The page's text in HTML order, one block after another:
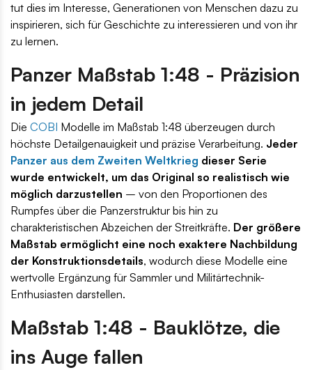
tut dies im Interesse, Generationen von Menschen dazu zu
inspirieren, sich für Geschichte zu interessieren und von ihr
zu lernen.
Panzer Maßstab 1:48 - Präzision
in jedem Detail
Die COBI Modelle im Maßstab 1:48 überzeugen durch
höchste Detailgenauigkeit und präzise Verarbeitung. Jeder
Panzer aus dem Zweiten Weltkrieg dieser Serie
wurde entwickelt, um das Original so realistisch wie
möglich darzustellen – von den Proportionen des
Rumpfes über die Panzerstruktur bis hin zu
charakteristischen Abzeichen der Streitkräfte. Der größere
Maßstab ermöglicht eine noch exaktere Nachbildung
der Konstruktionsdetails, wodurch diese Modelle eine
wertvolle Ergänzung für Sammler und Militärtechnik-
Enthusiasten darstellen.
Maßstab 1:48 - Bauklötze, die
ins Auge fallen